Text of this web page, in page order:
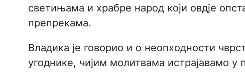
светињама и храбре народ који овдје
препрекама.
Владика је говорио и о неопходности
угоднике, чијим молитвама истрајавамо у